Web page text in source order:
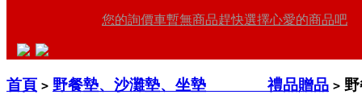
您的詢價車暫無商品趕快選擇心愛的商品吧
首頁 > 野餐墊、沙灘墊、坐墊 禮品贈品 >